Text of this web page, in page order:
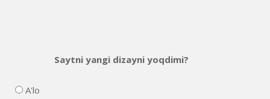
Saytni yangi dizayni yoqdimi?
A'lo